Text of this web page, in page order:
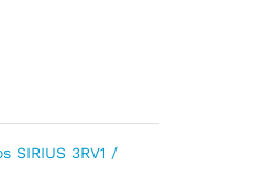
SIRIUS 3RV1 /